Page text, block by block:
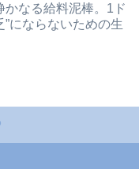
かなる給料泥棒。1ド
”にならないための生